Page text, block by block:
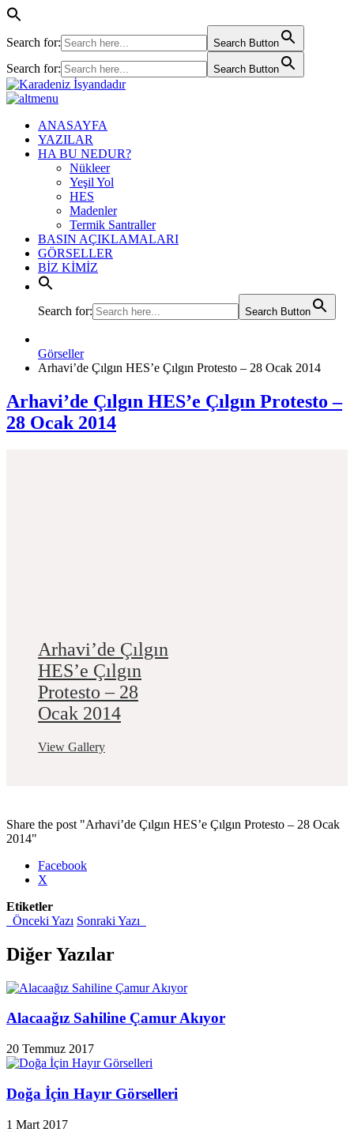
Search for: Search Button
Search for: Search Button
ANASAYFA
YAZILAR
HA BU NEDUR?
Nükleer
Yeşil Yol
HES
Madenler
Termik Santraller
BASIN AÇIKLAMALARI
GÖRSELLER
BİZ KİMİZ
Search for: Search Button
Görseller
Arhavi’de Çılgın HES’e Çılgın Protesto – 28 Ocak 2014
Arhavi’de Çılgın HES’e Çılgın Protesto –
28 Ocak 2014
Arhavi’de Çılgın
HES’e Çılgın
Protesto – 28
Ocak 2014
View Gallery
Share the post "Arhavi’de Çılgın HES’e Çılgın Protesto – 28 Ocak
2014"
Facebook
X
Etiketler
Önceki Yazı Sonraki Yazı
Diğer Yazılar
Alacaağız Sahiline Çamur Akıyor
20 Temmuz 2017
Doğa İçin Hayır Görselleri
1 Mart 2017